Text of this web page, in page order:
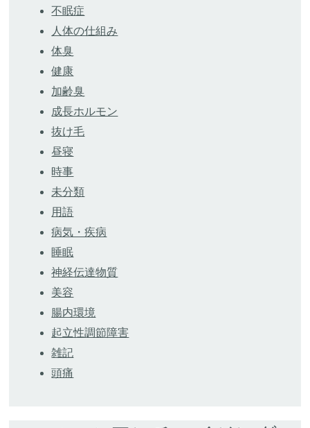
不眠症
人体の仕組み
体臭
健康
加齢臭
成長ホルモン
抜け毛
昼寝
時事
未分類
用語
病気・疾病
睡眠
神経伝達物質
美容
腸内環境
起立性調節障害
雑記
頭痛